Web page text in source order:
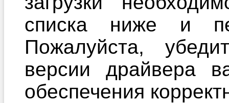
списка ниже и
Пожалуйста,
версии драйвера
обеспечения